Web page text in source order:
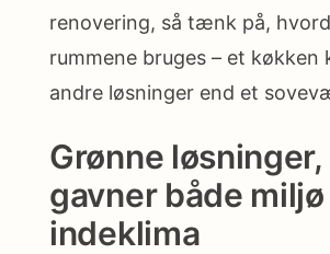
renovering, så tænk på,
rummene bruges – et
andre løsninger end et
Grønne
gavner både miljø
indeklima